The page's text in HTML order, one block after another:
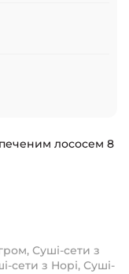
лососем 8
, Суші-сети з
сети з Норі, Суші-